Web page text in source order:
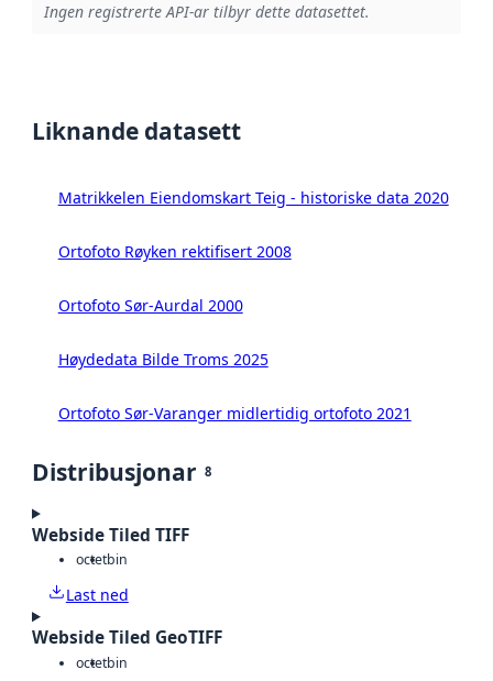
Ingen registrerte API-ar tilbyr dette datasettet.
Liknande datasett
Matrikkelen Eiendomskart Teig - historiske data 2020
Ortofoto Røyken rektifisert 2008
Ortofoto Sør-Aurdal 2000
Høydedata Bilde Troms 2025
Ortofoto Sør-Varanger midlertidig ortofoto 2021
Distribusjonar 8
Webside Tiled TIFF
octetbin
Last ned
Webside Tiled GeoTIFF
octetbin